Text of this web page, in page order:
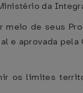
da
de seus
aprovada
os limites